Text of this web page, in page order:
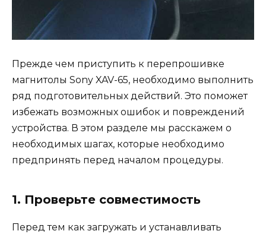
Прежде чем приступить к перепрошивке
магнитолы Sony XAV-65, необходимо выполнить
ряд подготовительных действий. Это поможет
избежать возможных ошибок и повреждений
устройства. В этом разделе мы расскажем о
необходимых шагах, которые необходимо
предпринять перед началом процедуры.
1. Проверьте совместимость
Перед тем как загружать и устанавливать